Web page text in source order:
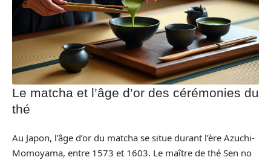
Le matcha et l’âge d’or des cérémonies du
thé
Au Japon, l’âge d’or du matcha se situe durant l’ère Azuchi-
Momoyama, entre 1573 et 1603. Le maître de thé Sen no